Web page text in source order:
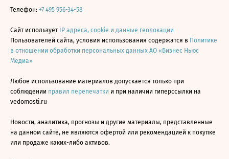
Телефон: +7 495 956-34-58
Сайт использует IP адреса, cookie и данные геолокации
Пользователей сайта, условия использования содержатся в Политике
в отношении обработки персональных данных АО «Бизнес Ньюс
Медиа»
Любое использование материалов допускается только при
соблюдении правил перепечатки и при наличии гиперссылки на
vedomosti.ru
Новости, аналитика, прогнозы и другие материалы, представленные
на данном сайте, не являются офертой или рекомендацией к покупке
или продаже каких-либо активов.